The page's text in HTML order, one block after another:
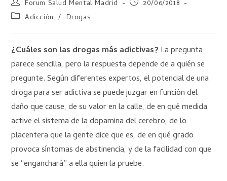
Forum Salud Mental Madrid
20/06/2018
Adicción / Drogas
¿Cuáles son las drogas más adictivas? La pregunta
parece sencilla, pero la respuesta depende de a quién se
pregunte. Según diferentes expertos, el potencial de una
droga para ser adictiva se puede juzgar en función del
daño que cause, de su valor en la calle, de en qué medida
active el sistema de la dopamina del cerebro, de lo
placentera que la gente dice que es, de en qué grado
provoca síntomas de abstinencia, y de la facilidad con que
se “enganchará” a ella quien la pruebe.